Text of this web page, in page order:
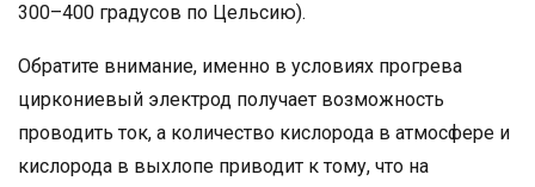
300–400 градусов по Цельсию).
Обратите внимание, именно в условиях прогрева
циркониевый электрод получает возможность
проводить ток, а количество кислорода в атмосфере и
кислорода в выхлопе приводит к тому, что на